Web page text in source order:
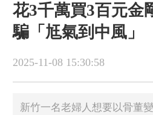
花3千萬買3百元金
騙「尪氣到中風」
2025-11-08 15:30:58
新竹一名老婦人想要以骨董